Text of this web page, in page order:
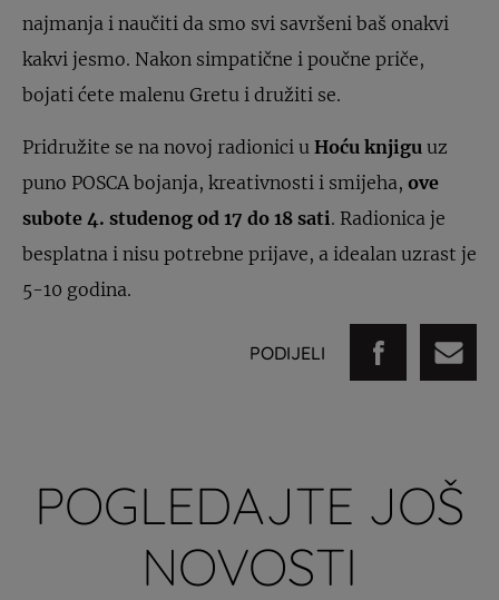
najmanja i naučiti da smo svi savršeni baš onakvi
kakvi jesmo. Nakon simpatične i poučne priče,
bojati ćete malenu Gretu i družiti se.
Pridružite se na novoj radionici u Hoću knjigu uz
puno POSCA bojanja, kreativnosti i smijeha, ove
subote 4. studenog od 17 do 18 sati. Radionica je
besplatna i nisu potrebne prijave, a idealan uzrast je
5-10 godina.
PODIJELI
POGLEDAJTE JOŠ
NOVOSTI